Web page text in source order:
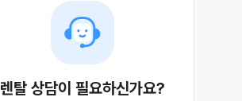
렌탈 상담이 필요하신가요?